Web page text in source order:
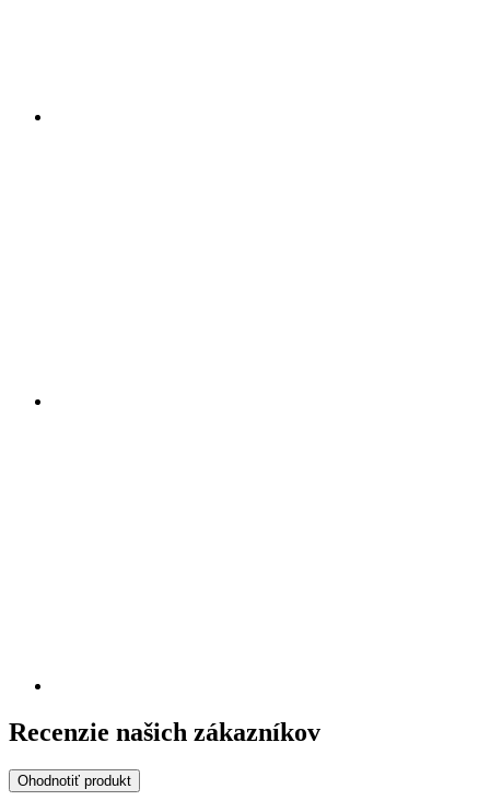
Recenzie našich zákazníkov
Ohodnotiť produkt